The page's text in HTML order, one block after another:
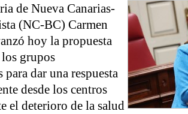
de Nueva Canarias-
(NC-BC) Carmen
hoy la propuesta
grupos
dar una respuesta
desde los centros
el deterioro de la salud